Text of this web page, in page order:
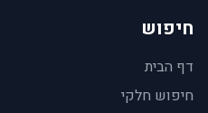
חיפוש
דף הבית
חיפוש חלקי